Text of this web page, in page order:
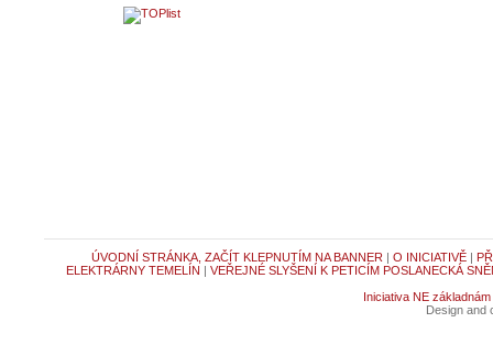
ÚVODNÍ STRÁNKA, ZAČÍT KLEPNUTÍM NA BANNER | O INICIATIVĚ|
ELEKTRÁRNY TEMELÍN | VEŘEJNÉ SLYŠENÍ K PETICÍM POSLANECKÁ
Iniciativa NE základnám
Design and